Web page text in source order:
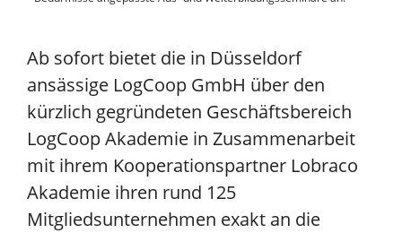
Ab sofort bietet die in Düsseldorf
ansässige LogCoop GmbH über den
kürzlich gegründeten Geschäftsbereich
LogCoop Akademie in Zusammenarbeit
mit ihrem Kooperationspartner Lobraco
Akademie ihren rund 125
Mitgliedsunternehmen exakt an die